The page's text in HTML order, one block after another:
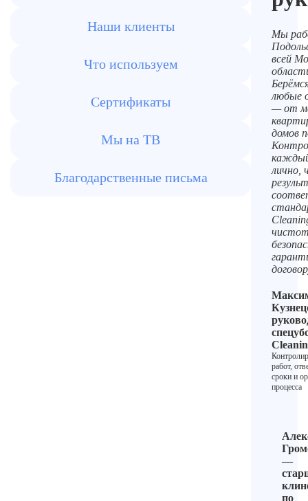
Наши клиенты
Что используем
Сертификаты
Мы на ТВ
Благодарственные письма
Мы
всей
любые
— от
домов
лично,
работ,
сроки и
процесса
—
по